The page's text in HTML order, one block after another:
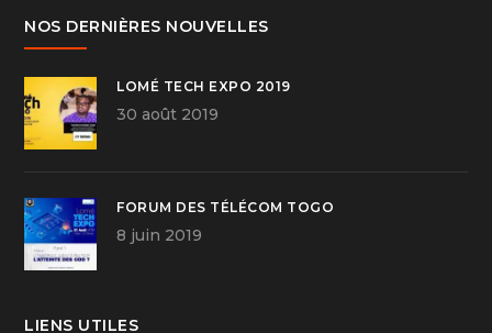
NOS DERNIÈRES NOUVELLES
LOMÉ TECH EXPO 2019
30 août 2019
FORUM DES TÉLÉCOM TOGO
8 juin 2019
LIENS UTILES